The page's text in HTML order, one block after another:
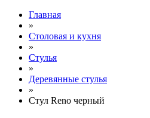
Главная
»
Столовая и кухня
»
Стулья
»
Деревянные стулья
»
Стул Reno черный